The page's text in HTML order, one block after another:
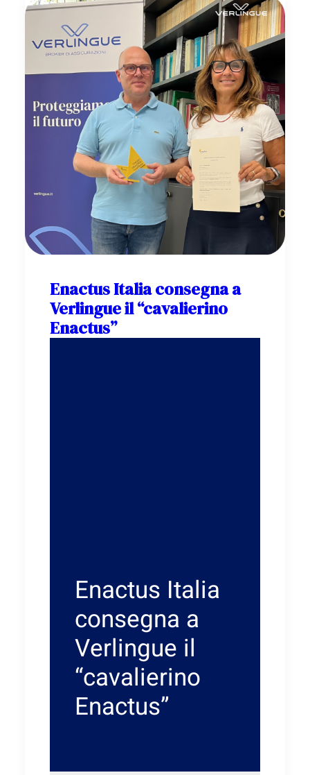
aziende?
Enactus Italia consegna a
Verlingue il “cavalierino
Enactus”
Enactus Italia
consegna a
Verlingue il
“cavalierino
Enactus”